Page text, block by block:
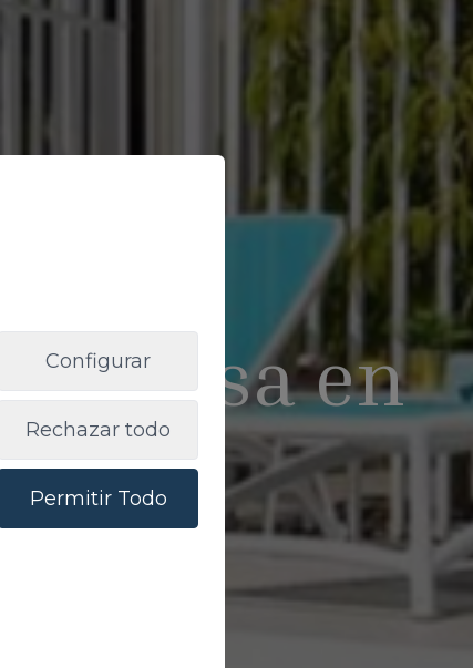
tu casa en
Configurar
Rechazar todo
Permitir Todo